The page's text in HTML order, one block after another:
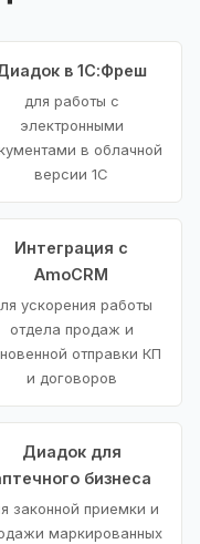
в 1С:Фреш
для работы с
электронными
в облачной
версии 1С
Интеграция с
AmoCRM
ускорения работы
отдела продаж и
отправки КП
и договоров
Диадок для
бизнеса
законной приемки и
маркированных